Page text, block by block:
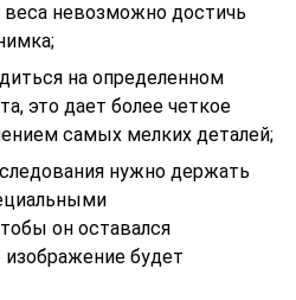
веса невозможно достичь
на определенном
это дает более четкое
самых мелких деталей;
нужно держать
он оставался
будет